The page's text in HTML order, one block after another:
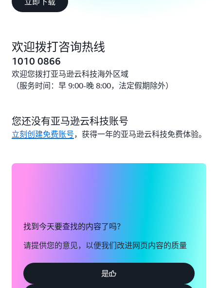
欢迎拨打咨询热线
1010 0866
欢迎您拨打亚马逊云科技海外区域
（服务时间：早 9:00-晚 8:00，法定假期除外）
您还没有亚马逊云科技账号
立刻创建免费账号，获得一年的亚马逊云科技免费体验。
找到今天要查找的内容了吗？
请提供您的意见，以便我们改进网页内容的质量
是